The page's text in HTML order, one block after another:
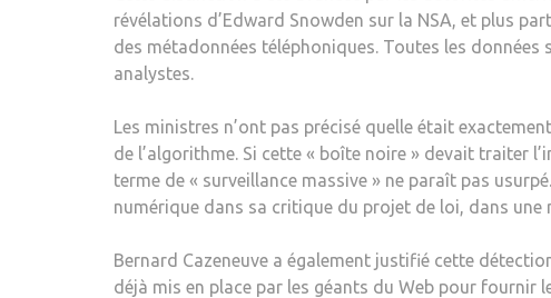
révélations d’Edward Snowden sur la NSA, et plus
des métadonnées téléphoniques. Toutes les
analystes.
Les ministres n’ont pas précisé quelle était
de l’algorithme. Si cette « boîte noire » devait traiter
terme de « surveillance massive » ne paraît pas
numérique dans sa critique du projet de loi, dans une
Bernard Cazeneuve a également justifié cette
déjà mis en place par les géants du Web pour fournir